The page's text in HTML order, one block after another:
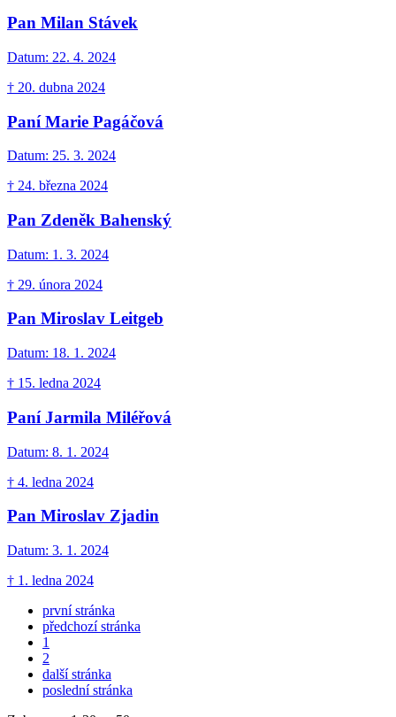
Pan Milan Stávek
Datum: 22. 4. 2024
† 20. dubna 2024
Paní Marie Pagáčová
Datum: 25. 3. 2024
† 24. března 2024
Pan Zdeněk Bahenský
Datum: 1. 3. 2024
† 29. února 2024
Pan Miroslav Leitgeb
Datum: 18. 1. 2024
† 15. ledna 2024
Paní Jarmila Miléřová
Datum: 8. 1. 2024
† 4. ledna 2024
Pan Miroslav Zjadin
Datum: 3. 1. 2024
† 1. ledna 2024
první stránka
předchozí stránka
1
2
další stránka
poslední stránka